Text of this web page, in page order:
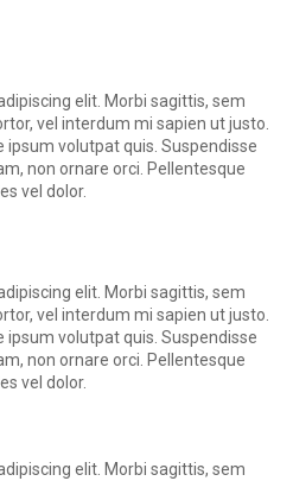
elit. Morbi sagittis, sem
vel interdum mi sapien ut justo.
ipsum volutpat quis. Suspendisse
non ornare orci. Pellentesque
vel dolor.
elit. Morbi sagittis, sem
vel interdum mi sapien ut justo.
ipsum volutpat quis. Suspendisse
non ornare orci. Pellentesque
vel dolor.
elit. Morbi sagittis, sem